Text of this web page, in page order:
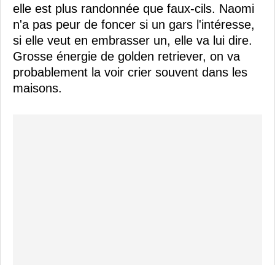
elle est plus randonnée que faux-cils. Naomi
n'a pas peur de foncer si un gars l'intéresse,
si elle veut en embrasser un, elle va lui dire.
Grosse énergie de golden retriever, on va
probablement la voir crier souvent dans les
maisons.